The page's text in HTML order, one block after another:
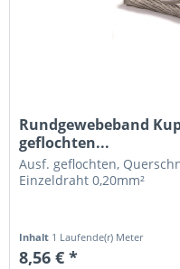
Rundgewebeband
geflochten...
Ausf. geflochten,
Einzeldraht 0,20mm²
Inhalt 1 Laufende(r) Meter
8,56 € *